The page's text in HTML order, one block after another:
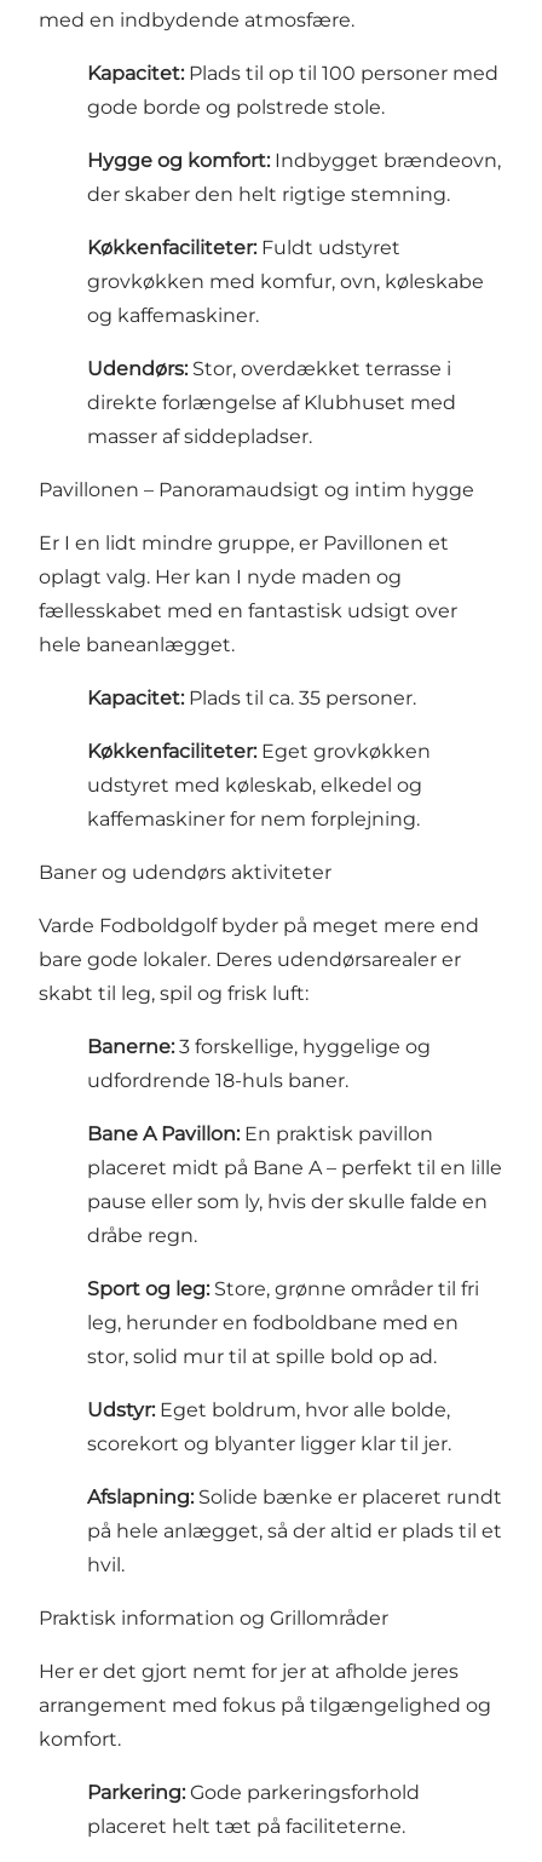
med en indbydende atmosfære.
Kapacitet: Plads til op til 100 personer med
gode borde og polstrede stole.
Hygge og komfort: Indbygget brændeovn,
der skaber den helt rigtige stemning.
Køkkenfaciliteter: Fuldt udstyret
grovkøkken med komfur, ovn, køleskabe
og kaffemaskiner.
Udendørs: Stor, overdækket terrasse i
direkte forlængelse af Klubhuset med
masser af siddepladser.
Pavillonen – Panoramaudsigt og intim hygge
Er I en lidt mindre gruppe, er Pavillonen et
oplagt valg. Her kan I nyde maden og
fællesskabet med en fantastisk udsigt over
hele baneanlægget.
Kapacitet: Plads til ca. 35 personer.
Køkkenfaciliteter: Eget grovkøkken
udstyret med køleskab, elkedel og
kaffemaskiner for nem forplejning.
Baner og udendørs aktiviteter
Varde Fodboldgolf byder på meget mere end
bare gode lokaler. Deres udendørsarealer er
skabt til leg, spil og frisk luft:
Banerne: 3 forskellige, hyggelige og
udfordrende 18-huls baner.
Bane A Pavillon: En praktisk pavillon
placeret midt på Bane A – perfekt til en lille
pause eller som ly, hvis der skulle falde en
dråbe regn.
Sport og leg: Store, grønne områder til fri
leg, herunder en fodboldbane med en
stor, solid mur til at spille bold op ad.
Udstyr: Eget boldrum, hvor alle bolde,
scorekort og blyanter ligger klar til jer.
Afslapning: Solide bænke er placeret rundt
på hele anlægget, så der altid er plads til et
hvil.
Praktisk information og Grillområder
Her er det gjort nemt for jer at afholde jeres
arrangement med fokus på tilgængelighed og
komfort.
Parkering: Gode parkeringsforhold
placeret helt tæt på faciliteterne.